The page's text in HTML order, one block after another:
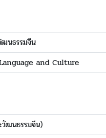
นธรรมจีน
and Culture
ฒนธรรมจีน)